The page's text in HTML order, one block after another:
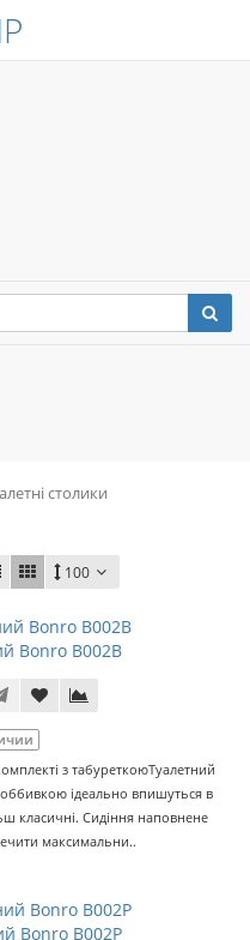
столики
100
Bonro B002B
з табуреткоюТуалетний
ідеально впишуться в
класичні. Сидіння наповнене
максимальни..
Bonro B002P